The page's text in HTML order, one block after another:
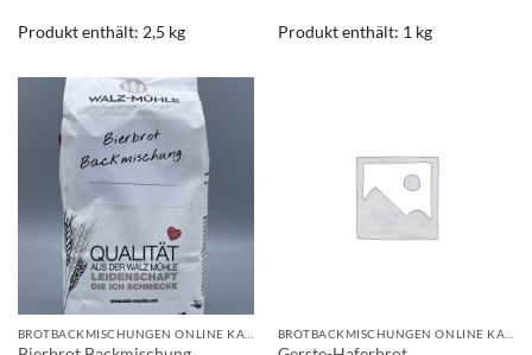
Produkt enthält: 2,5 kg Produkt enthält: 1 kg